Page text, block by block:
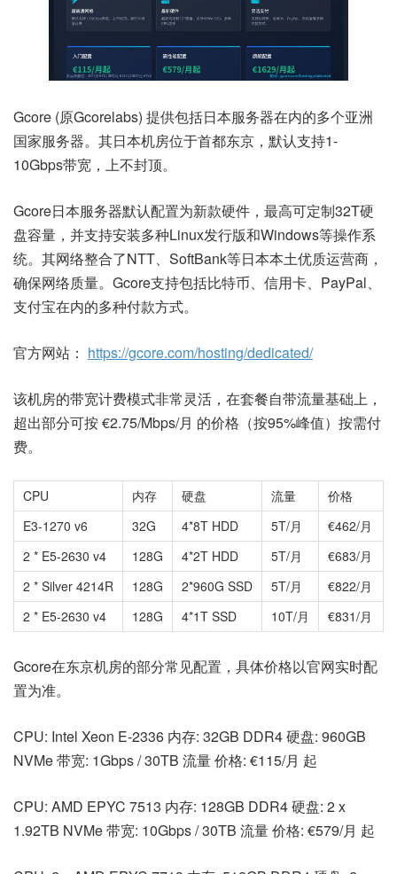
Gcore (原Gcorelabs) 提供包括日本服务器在内的多个亚洲
国家服务器。其日本机房位于首都东京，默认支持1-
10Gbps带宽，上不封顶。
Gcore日本服务器默认配置为新款硬件，最高可定制32T硬
盘容量，并支持安装多种Linux发行版和Windows等操作系
统。其网络整合了NTT、SoftBank等日本本土优质运营商，
确保网络质量。Gcore支持包括比特币、信用卡、PayPal、
支付宝在内的多种付款方式。
官方网站： https://gcore.com/hosting/dedicated/
该机房的带宽计费模式非常灵活，在套餐自带流量基础上，
超出部分可按 €2.75/Mbps/月 的价格（按95%峰值）按需付
费。
CPU 内存 硬盘 流量
价格
E3-1270 v6
32G 4*8T HDD 5T/月
€462/月
2 * E5-2630 v4
128G 4*2T HDD 5T/月
€683/月
2 * Silver 4214R
128G 2*960G SSD 5T/月
€822/月
2 * E5-2630 v4
128G 4*1T SSD 10T/月 €831/月
Gcore在东京机房的部分常见配置，具体价格以官网实时配
置为准。
CPU: Intel Xeon E-2336 内存: 32GB DDR4 硬盘: 960GB
NVMe 带宽: 1Gbps / 30TB 流量 价格: €115/月 起
CPU: AMD EPYC 7513 内存: 128GB DDR4 硬盘: 2 x
1.92TB NVMe 带宽: 10Gbps / 30TB 流量 价格: €579/月 起